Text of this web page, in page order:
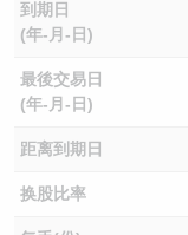
到期日
(年-月-日)
最後交易日
(年-月-日)
距离到期日
换股比率